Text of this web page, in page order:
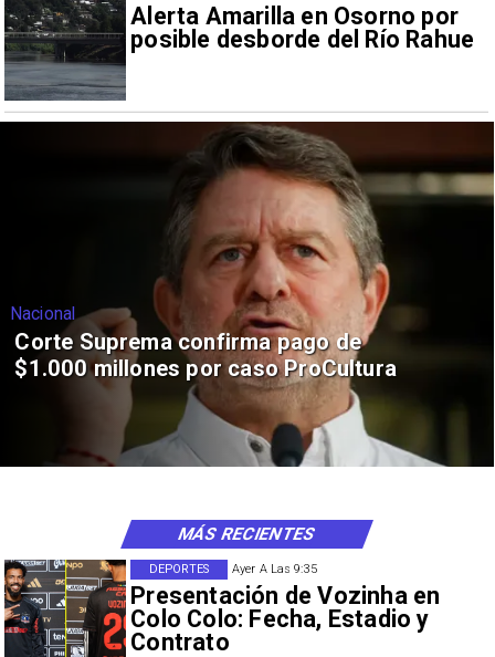
Alerta Amarilla en Osorno por
posible desborde del Río Rahue
Nacional
Corte Suprema confirma pago de
$1.000 millones por caso ProCultura
Ayer A Las 9:35
Presentación de Vozinha en
Colo Colo: Fecha, Estadio y
Contrato
DEPORTES
MÁS RECIENTES